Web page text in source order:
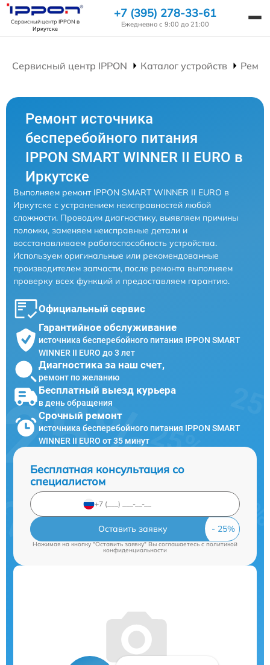
Сервисный центр IPPON в
Иркутске
+7 (395) 278-33-61
Ежедневно с 9:00 до 21:00
Сервисный центр IPPON Каталог устройств
Ремонт источника
бесперебойного питания
IPPON SMART WINNER II EURO в
Иркутске
Выполняем ремонт IPPON SMART WINNER II EURO в
Иркутске с устранением неисправностей любой
сложности. Проводим диагностику, выявляем причины
поломки, заменяем неисправные детали и
восстанавливаем работоспособность устройства.
Используем оригинальные или рекомендованные
производителем запчасти, после ремонта выполняем
проверку всех функций и предоставляем гарантию.
Официальный сервис
Гарантийное обслуживание
источника бесперебойного питания IPPON SMART
WINNER II EURO до 3 лет
Диагностика за наш счет,
ремонт по желанию
Бесплатный выезд курьера
в день обращения
Срочный ремонт
источника бесперебойного питания IPPON SMART
WINNER II EURO от 35 минут
Бесплатная консультация со
специалистом
Оставить заявку
Нажимая на кнопку "Оставить заявку" Вы соглашаетесь cполитикой
конфиденциальности